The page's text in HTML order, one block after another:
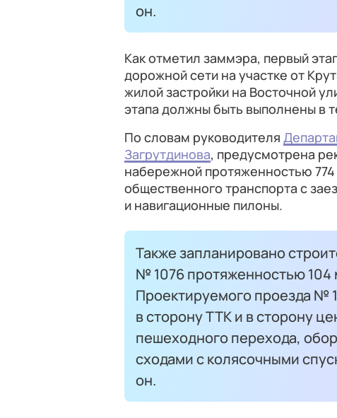
он.
Как отметил заммэра, первый
дорожной сети на участке от
жилой застройки на Восточной
этапа должны быть выполнены в
По словам руководителя
Загрутдинова, предусмотрена
набережной протяженностью
общественного транспорта с
и навигационные пилоны.
Также запланировано
№ 1076 протяженностью 104
Проектируемого проезда №
в сторону ТТК и в сторону
пешеходного перехода,
сходами с колясочными
он.